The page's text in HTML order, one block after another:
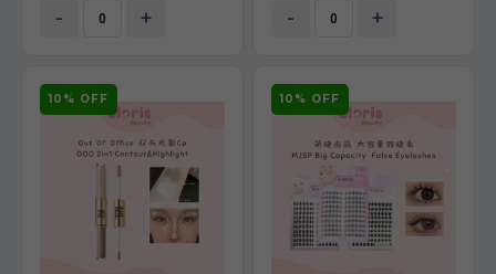
- + - +
10% OFF 10% OFF